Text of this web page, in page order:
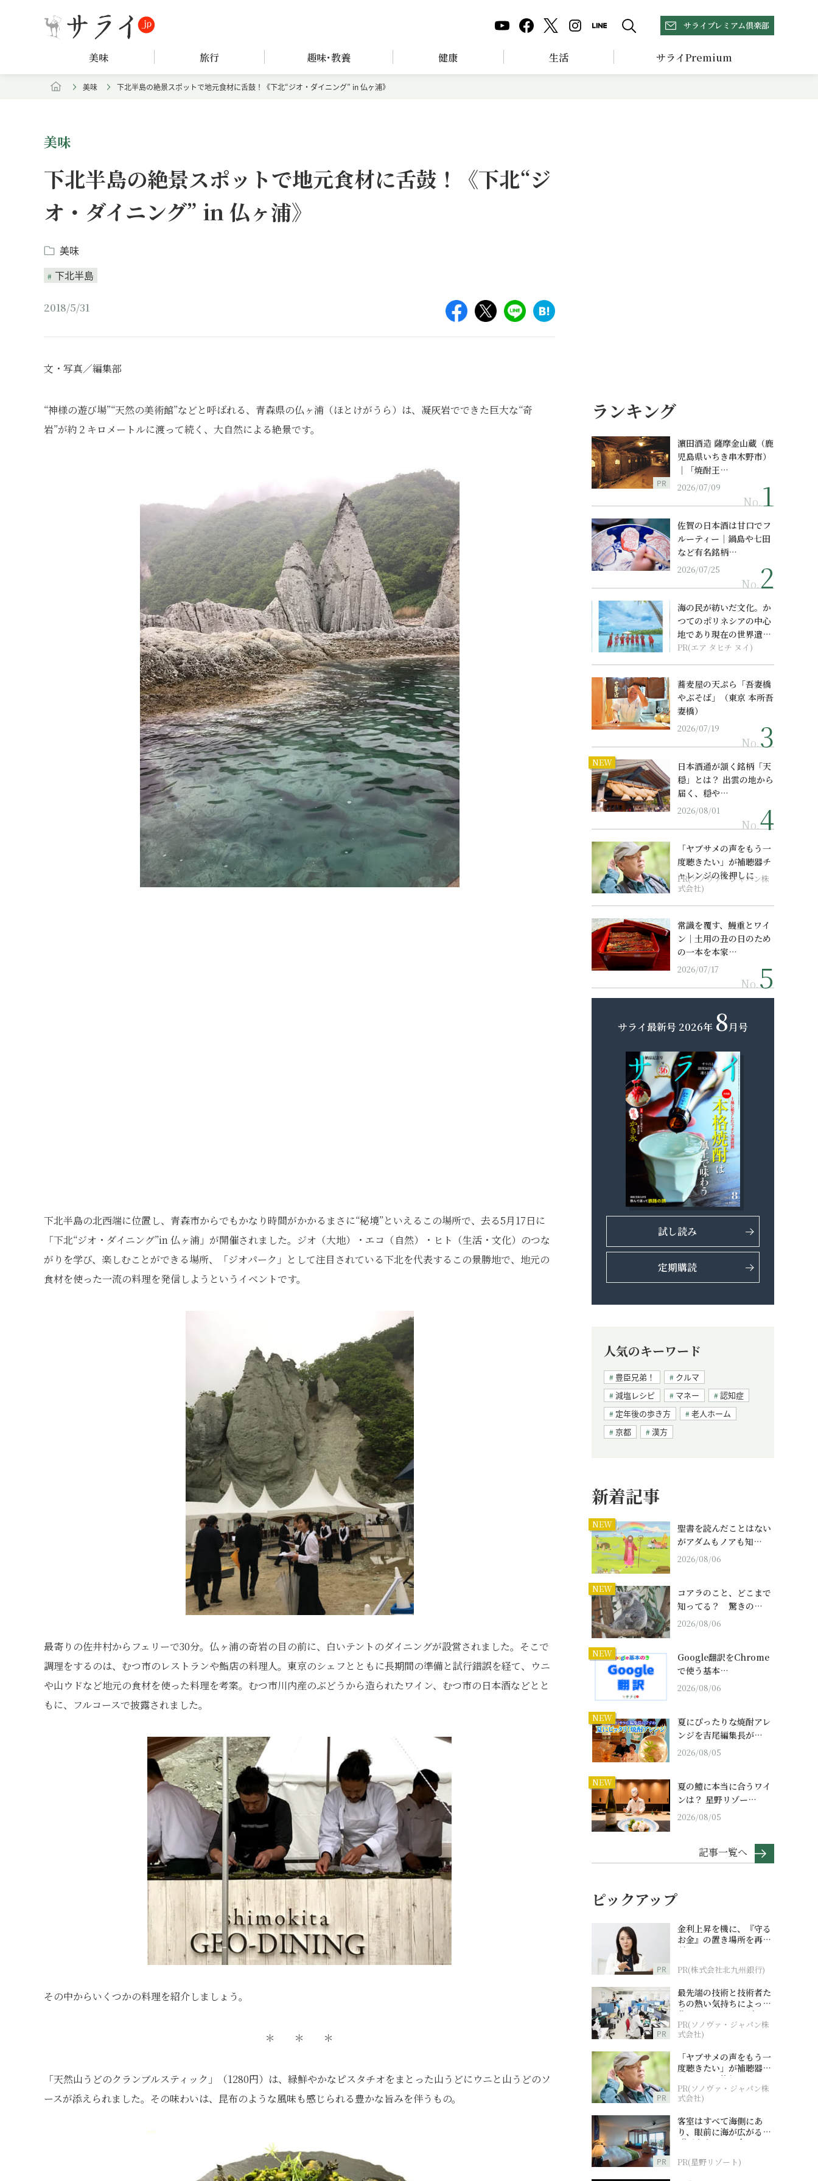
サライプレミアム倶楽部
美味 旅行 趣味･教養 健康 生活 サライPremium
美味 下北半島の絶景スポットで地元食材に舌鼓！《下北“ジオ・ダイニング” in 仏ヶ浦》
美味
下北半島の絶景スポットで地元食材に舌鼓！《下北“ジ
オ・ダイニング” in 仏ヶ浦》
美味
下北半島
2018/5/31
文・写真／編集部
“神様の遊び場”“天然の美術館”などと呼ばれる、青森県の仏ヶ浦 （ほとけがうら） は、凝灰岩でできた巨大な“奇
岩”が約２キロメートルに渡って続く、大自然による絶景です。
下北半島の北西端に位置し、青森市からでもかなり時間がかかるまさに“秘境”といえるこの場所で、去る5月17日に
「下北“ジオ・ダイニング”in 仏ヶ浦」が開催されました。ジオ（大地）・エコ（自然）・ヒト（生活・文化）のつな
がりを学び、楽しむことができる場所、「ジオパーク」として注目されている下北を代表するこの景勝地で、地元の
食材を使った一流の料理を発信しようというイベントです。
最寄りの佐井村からフェリーで30分。仏ヶ浦の奇岩の目の前に、白いテントのダイニングが設営されました。そこで
調理をするのは、むつ市のレストランや鮨店の料理人。東京のシェフとともに長期間の準備と試行錯誤を経て、ウニ
や山ウドなど地元の食材を使った料理を考案。むつ市川内産のぶどうから造られたワイン、むつ市の日本酒などとと
もに、フルコースで披露されました。
その中からいくつかの料理を紹介しましょう。
＊ ＊ ＊
「天然山うどのクランブルスティック」（1280円）は、緑鮮やかなピスタチオをまとった山うどにウニと山うどのソ
ースが添えられました。その味わいは、昆布のような風味も感じられる豊かな旨みを伴うもの。
ランキング
PR
濵田酒造 薩摩金山蔵（鹿
児島県いちき串木野市）
｜「焼酎王…
2026/07/09
No.
佐賀の日本酒は甘口でフ
ルーティー｜鍋島や七田
など有名銘柄…
2026/07/25
No.
海の民が紡いだ文化。か
つてのポリネシアの中心
地であり現在の世界遺産
からみえてくる...
PR(エア タヒチ ヌイ)
蕎麦屋の天ぷら「吾妻橋
やぶそば」（東京 本所吾
妻橋）
2026/07/19
No.
NEW
日本酒通が頷く銘柄「天
穏」とは？ 出雲の地から
届く、穏や…
2026/08/01
No.
「ヤブサメの声をもう一
度聴きたい」が補聴器チ
ャレンジの後押しに
PR(ソノヴァ・ジャパン株
式会社)
常識を覆す、鰻重とワイ
ン｜土用の丑の日のため
の一本を本家…
2026/07/17
No.
サライ最新号 2026年 8月号
試し読み
定期購読
人気のキーワード
豊臣兄弟！
クルマ
減塩レシピ
マネー
認知症
定年後の歩き方
老人ホーム
京都
漢方
新着記事
NEW
聖書を読んだことはない
がアダムもノアも知…
2026/08/06
NEW
コアラのこと、どこまで
知ってる？ 驚きの…
2026/08/06
NEW
Google翻訳をChrome
で使う基本…
2026/08/06
NEW
夏にぴったりな焼酎アレ
ンジを吉尾編集長が…
2026/08/05
NEW
夏の鱧に本当に合うワイ
ンは？ 星野リゾー…
2026/08/05
記事一覧へ
ピックアップ
PR
金利上昇を機に、『守る
お金』の置き場所を再検
討
PR(株式会社北九州銀行)
PR
最先端の技術と技術者た
ちの熱い気持ちによって
作られているオーダーメ
イド補聴器
PR(ソノヴァ・ジャパン株
式会社)
PR
「ヤブサメの声をもう一
度聴きたい」が補聴器チ
ャレンジの後押しに
PR(ソノヴァ・ジャパン株
式会社)
PR
客室はすべて海側にあ
り、眼前に海が広がる
『西表島ホテル by 星野
PR(星野リゾート)